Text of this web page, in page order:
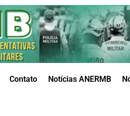
Contato Notícias ANERMB